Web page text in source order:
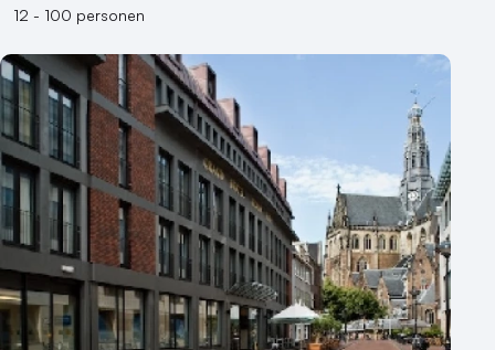
12 - 100 personen